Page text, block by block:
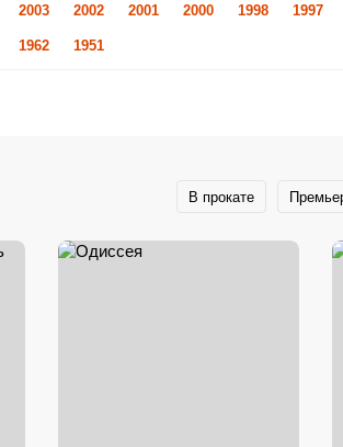
2003 2002 2001 2000 1998 1997
1962 1951
В прокате